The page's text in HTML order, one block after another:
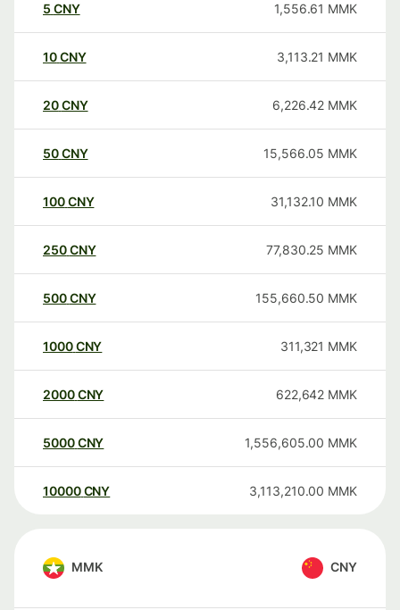
5 CNY 1,556.61 MMK
10CNY 3,113.21 MMK
20CNY 6,226.42 MMK
50CNY 15,566.05 MMK
100CNY 31,132.10 MMK
250CNY 77,830.25 MMK
500CNY 155,660.50 MMK
1000CNY 311,321 MMK
2000CNY 622,642 MMK
5000CNY 1,556,605.00 MMK
10000 CNY 3,113,210.00 MMK
MMK CNY